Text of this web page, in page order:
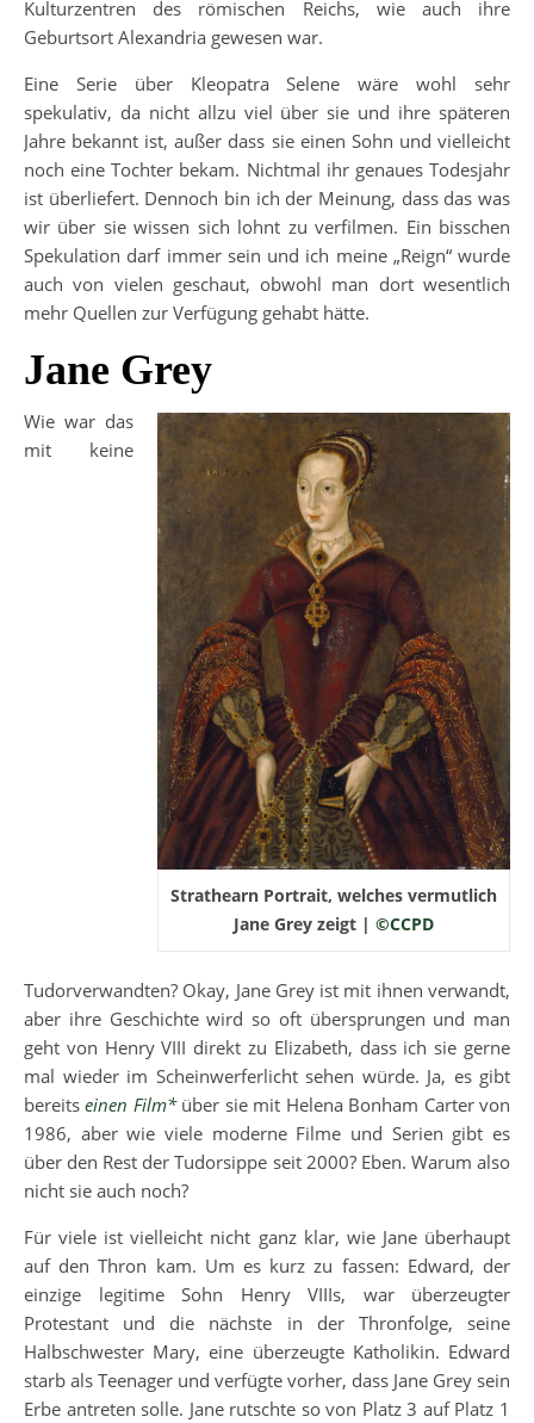
Kulturzentren des römischen Reichs, wie auch ihre
Geburtsort Alexandria gewesen war.
Eine Serie über Kleopatra Selene wäre wohl sehr
spekulativ, da nicht allzu viel über sie und ihre späteren
Jahre bekannt ist, außer dass sie einen Sohn und vielleicht
noch eine Tochter bekam. Nichtmal ihr genaues Todesjahr
ist überliefert. Dennoch bin ich der Meinung, dass das was
wir über sie wissen sich lohnt zu verfilmen. Ein bisschen
Spekulation darf immer sein und ich meine „Reign“ wurde
auch von vielen geschaut, obwohl man dort wesentlich
mehr Quellen zur Verfügung gehabt hätte.
Jane Grey
Strathearn Portrait, welches vermutlich
Jane Grey zeigt | ©CCPD
Wie war das
mit keine
Tudorverwandten? Okay, Jane Grey ist mit ihnen verwandt,
aber ihre Geschichte wird so oft übersprungen und man
geht von Henry VIII direkt zu Elizabeth, dass ich sie gerne
mal wieder im Scheinwerferlicht sehen würde. Ja, es gibt
bereitseinen Film*über sie mit Helena Bonham Carter von
1986, aber wie viele moderne Filme und Serien gibt es
über den Rest der Tudorsippe seit 2000? Eben. Warum also
nicht sie auch noch?
Für viele ist vielleicht nicht ganz klar, wie Jane überhaupt
auf den Thron kam. Um es kurz zu fassen: Edward, der
einzige legitime Sohn Henry VIIIs, war überzeugter
Protestant und die nächste in der Thronfolge, seine
Halbschwester Mary, eine überzeugte Katholikin. Edward
starb als Teenager und verfügte vorher, dass Jane Grey sein
Erbe antreten solle. Jane rutschte so von Platz 3 auf Platz 1